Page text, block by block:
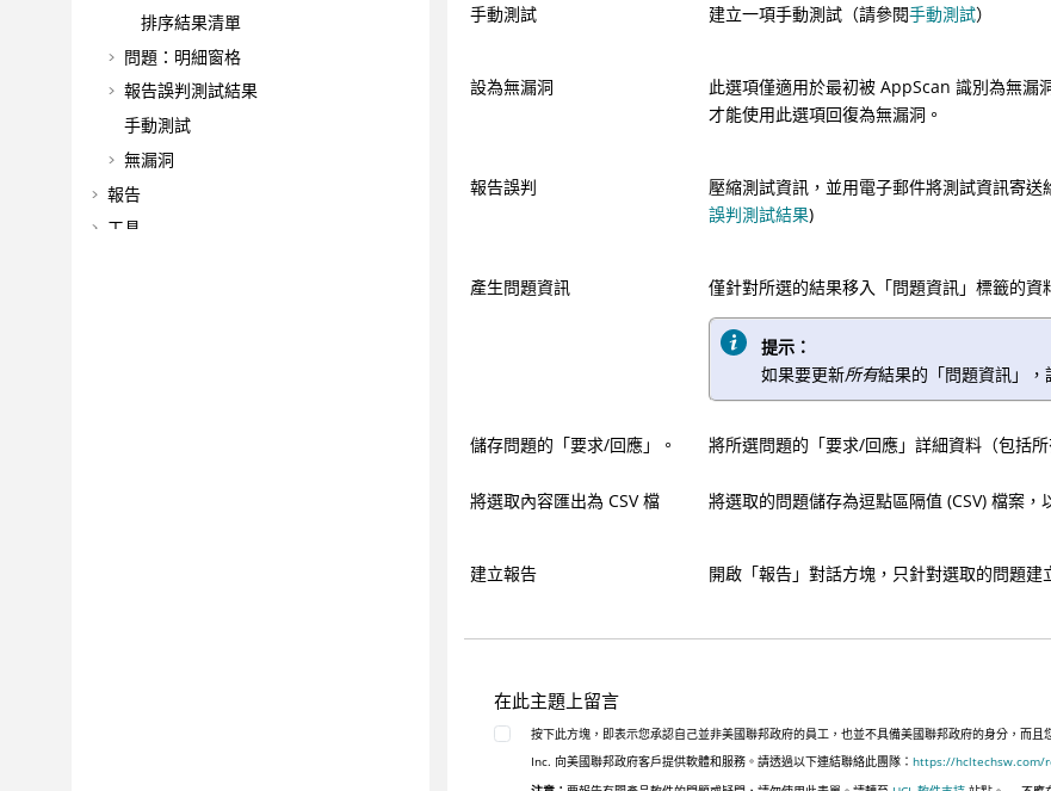
排序結果清單
問題：明細窗格
報告誤判測試結果
手動測試
無漏洞
報告
工具
手動測試 建立一項手動測試（請參閱手動測試）
設為無漏洞
此選項僅適用於最初被 AppScan 識別為無漏
才能使用此選項回復為無漏洞。
報告誤判 壓縮測試資訊，並用電子郵件將測試資訊寄
誤判測試結果)
產生問題資訊 僅針對所選的結果移入「問題資訊」標籤的資
提示：
如果要更新所有結果的「問題資訊」，
儲存問題的「要求/回應」。 將所選問題的「要求/回應」詳細資料（包括
將選取內容匯出為 CSV 檔 將選取的問題儲存為逗點區隔值 (CSV) 檔案，
建立報告 開啟「報告」對話方塊，只針對選取的問題建
在此主題上留言
按下此方塊，即表示您承認自己並非美國聯邦政府的員工，也並不具備美國聯邦政府的身分，而
Inc. 向美國聯邦政府客戶提供軟體和服務。請透過以下連結聯絡此團隊：https://hcltechsw.com/